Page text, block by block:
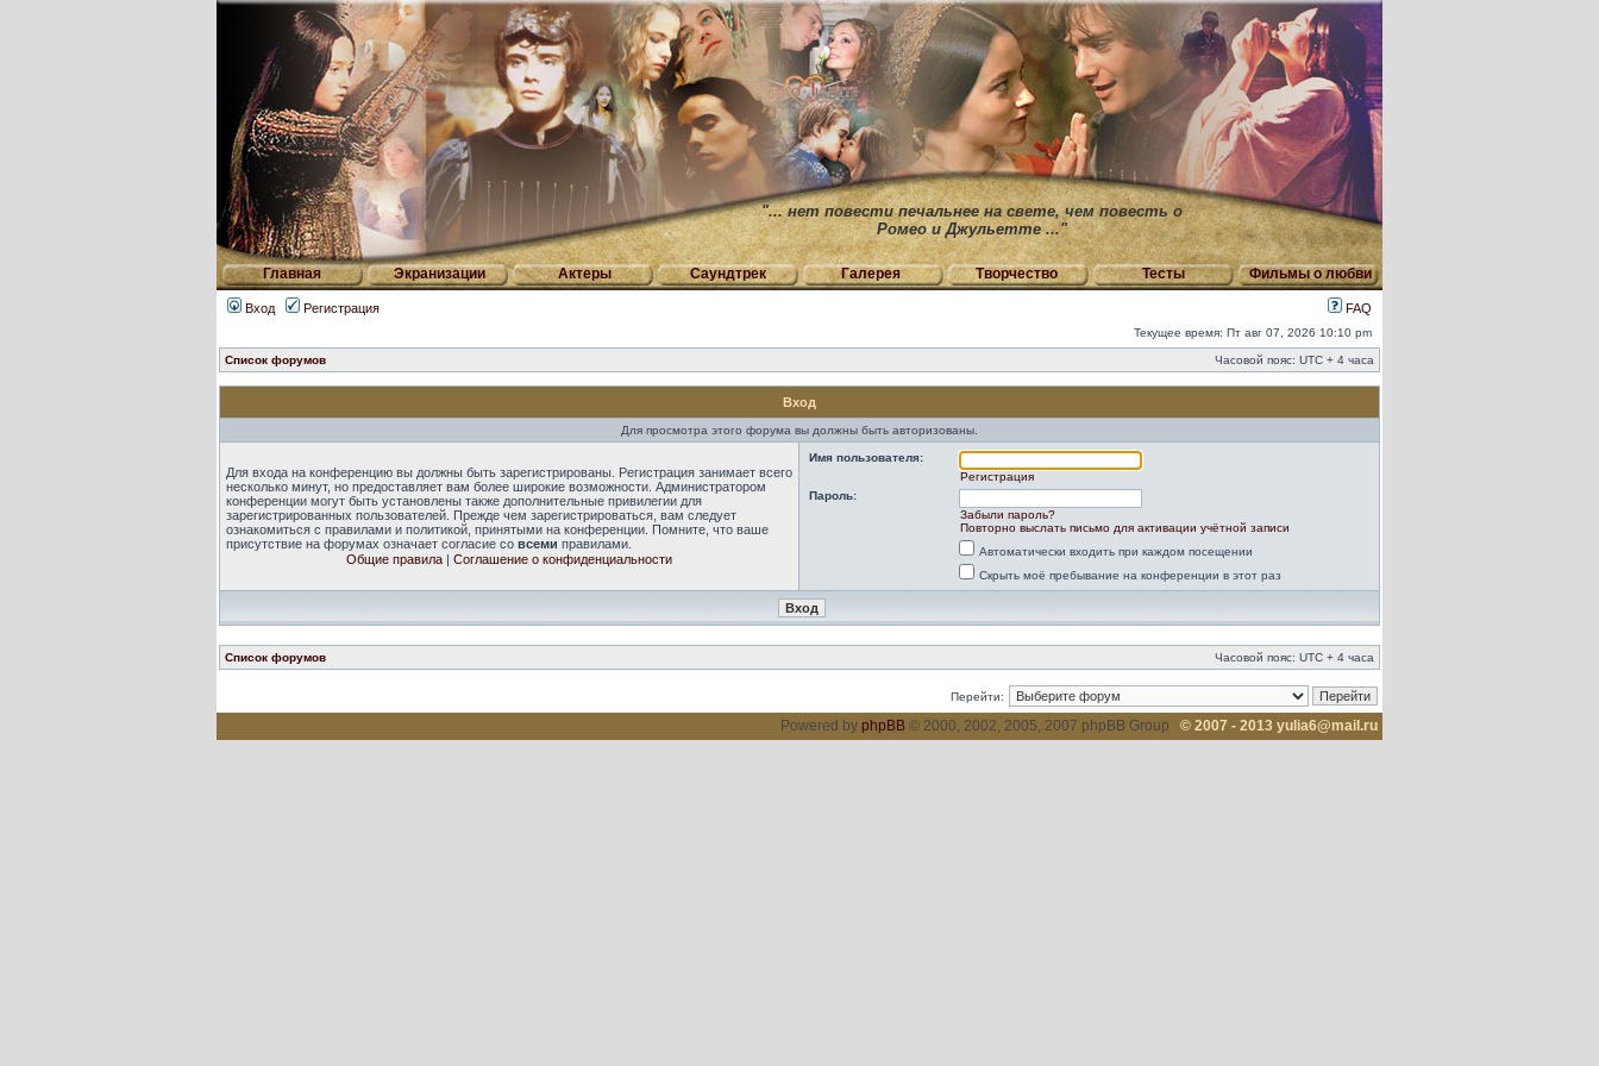
"... нет повести печальнее на свете, чем повесть о
Ромео и Джульетте ..."
Главная Экранизации Актеры Саундтрек Галерея Творчество Тесты Фильмы о любви
Вход Регистрация FAQ
Текущее время: Пт авг 07, 2026 10:10 pm
Список форумов Часовой пояс: UTC + 4 часа
Вход
Для просмотра этого форума вы должны быть авторизованы.
Для входа на конференцию вы должны быть зарегистрированы. Регистрация занимает всего
несколько минут, но предоставляет вам более широкие возможности. Администратором
конференции могут быть установлены также дополнительные привилегии для
зарегистрированных пользователей. Прежде чем зарегистрироваться, вам следует
ознакомиться с правилами и политикой, принятыми на конференции. Помните, что ваше
присутствие на форумах означает согласие со всеми правилами.
Общие правила | Соглашение о конфиденциальности
Имя пользователя:
Регистрация
Пароль:
Забыли пароль?
Повторно выслать письмо для активации учётной записи
Автоматически входить при каждом посещении
Скрыть моё пребывание на конференции в этот раз
Список форумов Часовой пояс: UTC + 4 часа
Перейти:
Powered by phpBB © 2000, 2002, 2005, 2007 phpBB Group © 2007 - 2013 yulia6@mail.ru